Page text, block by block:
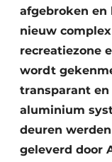
afgebroken en
nieuw
recreatiezone
wordt
transparant en
aluminium
deuren
geleverd door